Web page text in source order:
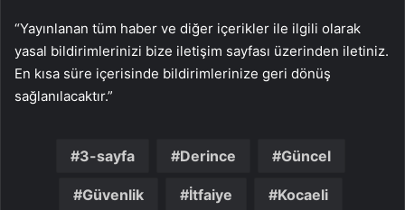
“Yayınlanan tüm haber ve diğer içerikler ile ilgili olarak
yasal bildirimlerinizi bize iletişim sayfası üzerinden iletiniz.
En kısa süre içerisinde bildirimlerinize geri dönüş
sağlanılacaktır.”
3-sayfa Derince Güncel
Güvenlik İtfaiye Kocaeli